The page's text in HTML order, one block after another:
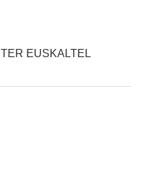
EUSKALTEL